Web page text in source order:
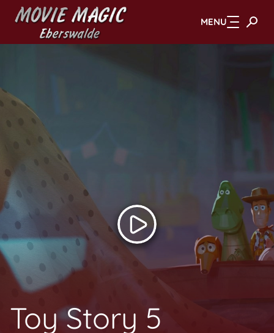
Zum Hauptinhalt springen MENU
Toy Story 5